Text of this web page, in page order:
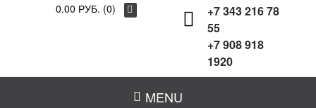
+7 343 216 78
55
+7 908 918
1920
0.00 РУБ. (0)
MENU